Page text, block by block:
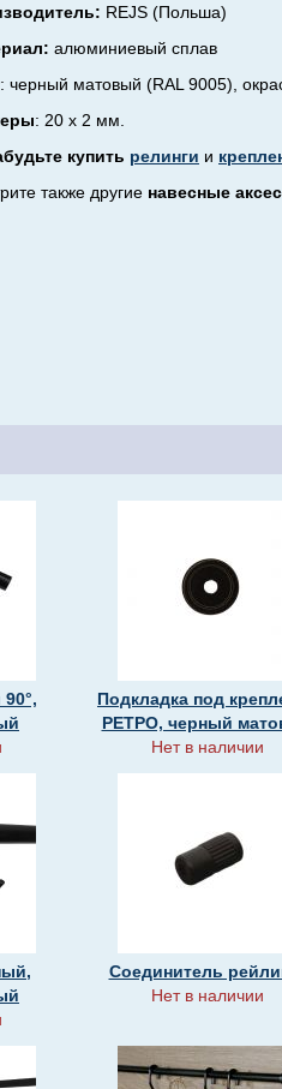
REJS (Польша)
алюминиевый сплав
: черный матовый (RAL 9005),
: 20 х 2 мм.
купить релинги и
также другие навесные
Подкладка под
РЕТРО, черный
Нет в наличии
Соединитель
Нет в наличии